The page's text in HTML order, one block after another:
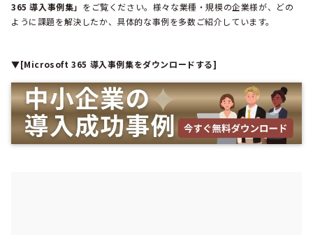
365 導入事例集」 をご覧ください。様々な業種・規模の企業様が、どの
ように課題を解決したか、具体的な事例を多数ご紹介しています。
▼[Microsoft 365 導入事例集をダウンロードする]